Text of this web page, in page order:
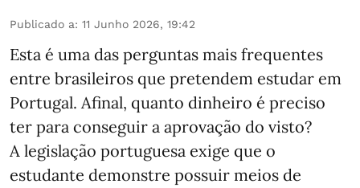
Publicado a: 11 Junho 2026, 19:42
Esta é uma das perguntas mais frequentes
entre brasileiros que pretendem estudar em
Portugal. Afinal, quanto dinheiro é preciso
ter para conseguir a aprovação do visto?
A legislação portuguesa exige que o
estudante demonstre possuir meios de